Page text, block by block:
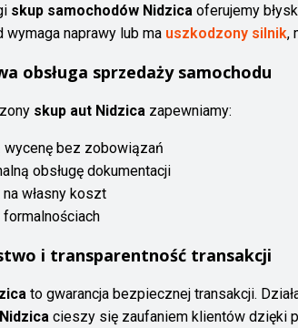
skup samochodów Nidzica oferujemy
wymaga naprawy lub ma uszkodzony silnik,
obsługa sprzedaży samochodu
skup aut Nidzica zapewniamy:
wycenę bez zobowiązań
obsługę dokumentacji
własny koszt
formalnościach
i transparentność transakcji
to gwarancja bezpiecznej transakcji.
cieszy się zaufaniem klientów dzięki